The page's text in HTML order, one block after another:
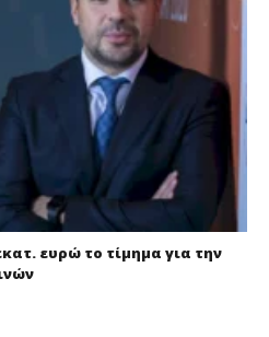
ευρώ το τίμημα για την